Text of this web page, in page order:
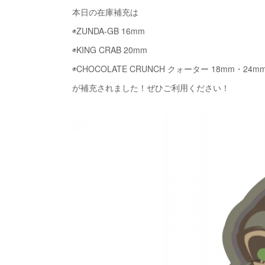
本日の在庫補充は
◉ZUNDA-GB 16mm
◉KING CRAB 20mm
◉CHOCOLATE CRUNCH クォーター 18mm・
が補充されました！ぜひご利用ください！